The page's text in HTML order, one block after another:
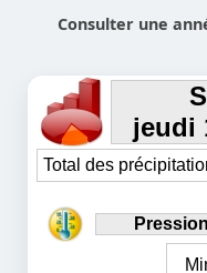
Consulter une